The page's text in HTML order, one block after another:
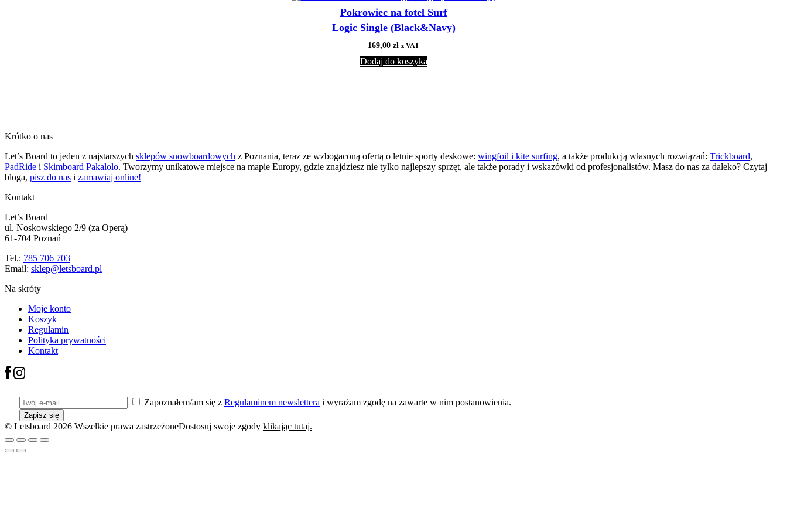
Pokrowiec na fotel Surf
Logic Single (Black&Navy)
169,00 zł z VAT
Dodaj do koszyka
Krótko o nas
Let’s Board to jeden z najstarszych sklepów snowboardowych z Poznania, teraz ze wzbogaconą ofertą o letnie sporty deskowe: wingfoil i kite surfing, a także produkcją własnych rozwiązań: Trickboard,
PadRide i Skimboard Pakalolo. Tworzymy unikatowe miejsce na mapie Europy, gdzie znajdziesz nie tylko najlepszy sprzęt, ale także porady i wskazówki od profesjonalistów. Masz do nas za daleko? Czytaj
bloga, pisz do nas i zamawiaj online!
Kontakt
Let’s Board
ul. Noskowskiego 2/9 (za Operą)
61-704 Poznań
Tel.: 785 706 703
Email: sklep@letsboard.pl
Na skróty
Moje konto
Koszyk
Regulamin
Polityka prywatności
Kontakt
Zapoznałem/am się z Regulaminem newslettera i wyrażam zgodę na zawarte w nim postanowienia.
© Letsboard 2026 Wszelkie prawa zastrzeżoneDostosuj swoje zgody klikając tutaj.